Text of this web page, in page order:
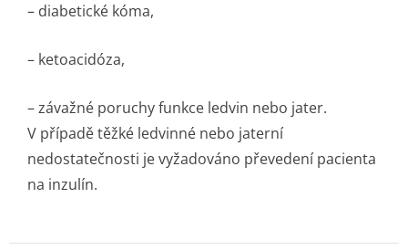
– diabetické kóma,
– ketoacidóza,
– závažné poruchy funkce ledvin nebo jater.
V případě těžké ledvinné nebo jaterní
nedostatečnosti je vyžadováno převedení pacienta
na inzulín.